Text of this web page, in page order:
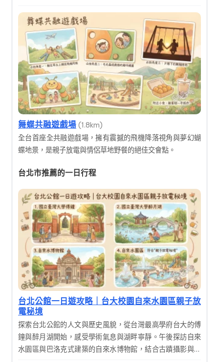
舞蝶共融遊戲場 (1.8km)
全台首座全共融遊戲場，擁有震撼的飛機降落視角與夢幻蝴
蝶地景，是親子放電與情侶草地野餐的絕佳交會點。
台北市推薦的一日行程
台北公館一日遊攻略｜台大校園自來水園區親子放
電秘境
探索台北公館的人文與歷史風貌，從台灣最高學府台大的傅
鐘與醉月湖開始，感受學術氣息與湖畔寧靜。午後探訪自來
水園區與巴洛克式建築的自來水博物館，結合古蹟攝影與生